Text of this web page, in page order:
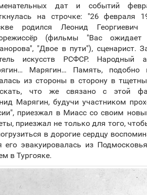
дат и событий
на строчке: "26 февраля
родился Леонид
(фильмы "Вас ожидает
"Двое в пути"), сценарист.
искусств РСФСР. Народный
Марягин… Память, подобно
из стороны в сторону в
что же связано с этой
Марягин, будучи участником
приезжал в Миасс со своим
приезжал не только для того,
в дорогие сердцу
эвакуировалась из
в Тургояке.